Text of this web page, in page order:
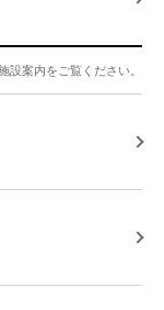
案内をご覧ください。